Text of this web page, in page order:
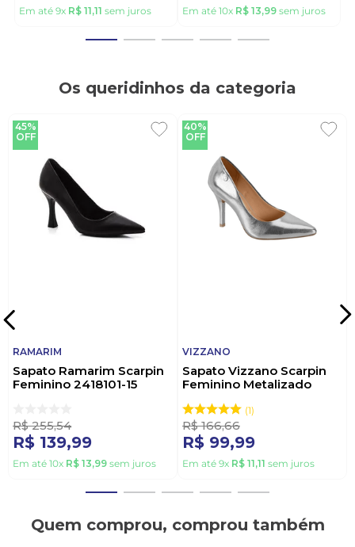
Em até 9x R$ 11,11 sem juros Em até 10x R$ 13,99 sem juros
Os queridinhos da categoria
45%
OFF
RAMARIM
Sapato Ramarim Scarpin
Feminino 2418101-15
R$ 255,54
R$ 139,99
Em até 10x R$ 13,99 sem juros
40%
OFF
VIZZANO
Sapato Vizzano Scarpin
Feminino Metalizado
1
R$ 166,66
R$ 99,99
Em até 9x R$ 11,11 sem juros
Quem comprou, comprou também